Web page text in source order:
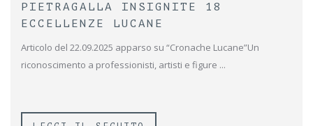
PIETRAGALLA INSIGNITE 18
ECCELLENZE LUCANE
Articolo del 22.09.2025 apparso su “Cronache Lucane”Un
riconoscimento a professionisti, artisti e figure ...